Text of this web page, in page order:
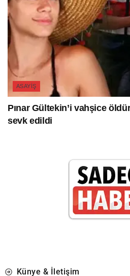
ASAYIŞ
Pınar Gültekin’i vahşice
sevk edildi
Künye & İletişim